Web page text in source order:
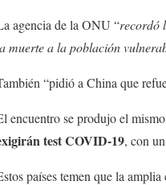
agencia de la ONU “recordó
muerte a la población
“pidió a China que
encuentro se produjo el
test COVID-19, con
países temen que la